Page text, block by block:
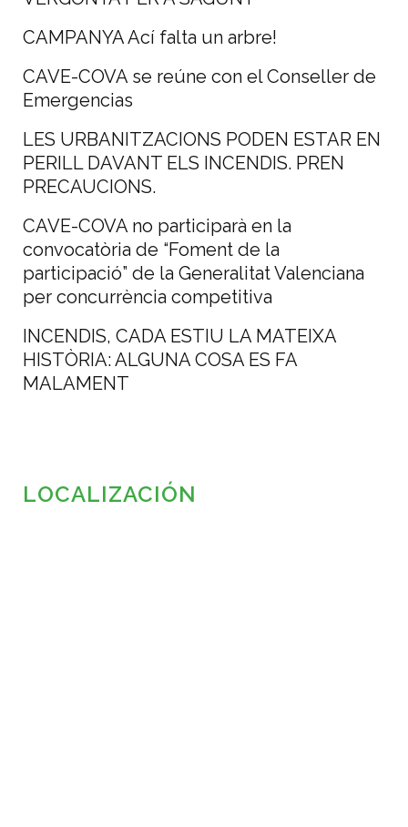
CAMPANYA Ací falta un arbre!
CAVE-COVA se reúne con el Conseller de
Emergencias
LES URBANITZACIONS PODEN ESTAR EN
PERILL DAVANT ELS INCENDIS. PREN
PRECAUCIONS.
CAVE-COVA no participarà en la
convocatòria de “Foment de la
participació” de la Generalitat Valenciana
per concurrència competitiva
INCENDIS, CADA ESTIU LA MATEIXA
HISTÒRIA: ALGUNA COSA ES FA
MALAMENT
LOCALIZACIÓN